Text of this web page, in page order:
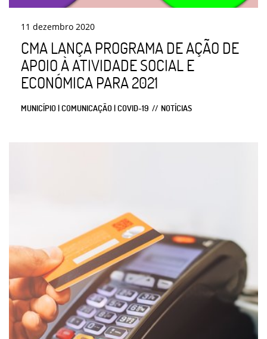
11 dezembro 2020
CMA LANÇA PROGRAMA DE AÇÃO DE
APOIO À ATIVIDADE SOCIAL E
ECONÓMICA PARA 2021
MUNICÍPIO | COMUNICAÇÃO | COVID-19 NOTÍCIAS